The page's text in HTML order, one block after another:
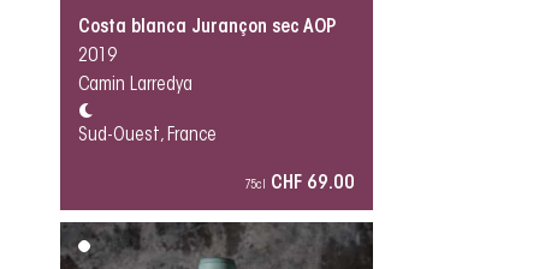
Costa blanca Jurançon sec AOP
2019
Camin Larredya
Sud-Ouest, France
75cl CHF 69.00